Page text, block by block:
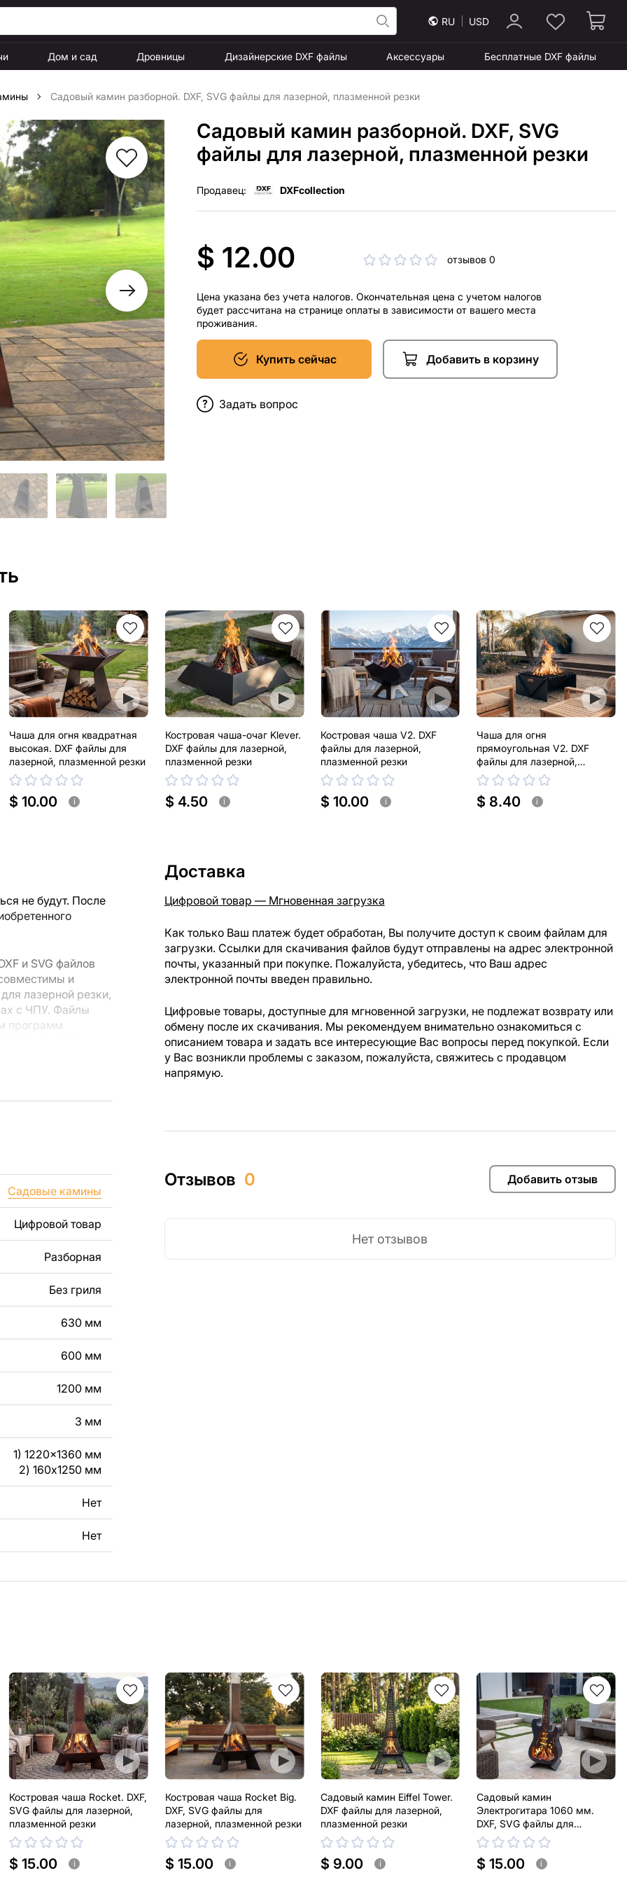
RU USD
Дом и сад Дровницы Дизайнерские DXF файлы Аксессуары Бесплатные DXF файлы
Садовый камин разборной. DXF, SVG файлы для лазерной, плазменной резки
Садовый камин разборной. DXF, SVG
файлы для лазерной, плазменной резки
Продавец: DXFcollection
$ 12.00 отзывов 0
Цена указана без учета налогов. Окончательная цена с учетом налогов
будет рассчитана на странице оплаты в зависимости от вашего места
проживания.
Купить сейчас Добавить в корзину
Задать вопрос
Чаша для огня квадратная
высокая. DXF файлы для
лазерной, плазменной резки
$ 10.00 i
Костровая чаша-очаг Klever.
DXF файлы для лазерной,
плазменной резки
$ 4.50 i
Костровая чаша V2. DXF
файлы для лазерной,
плазменной резки
$ 10.00 i
Чаша для огня
прямоугольная V2. DXF
файлы для лазерной,
плазменной резки
$ 8.40 i
не будут. После
и SVG файлов
и
лазерной резки,
с ЧПУ. Файлы
программ
созданы с
что
изображение,
дизайн изделия.
изделия из
с нами в
Садовые камины
Цифровой товар
Разборная
Без гриля
630 мм
600 мм
1200 мм
3 мм
1) 1220x1360 мм
2) 160x1250 мм
Нет
Нет
Доставка
Цифровой товар — Мгновенная загрузка
Как только Ваш платеж будет обработан, Вы получите доступ к своим файлам для
загрузки. Ссылки для скачивания файлов будут отправлены на адрес электронной
почты, указанный при покупке. Пожалуйста, убедитесь, что Ваш адрес
электронной почты введен правильно.
Цифровые товары, доступные для мгновенной загрузки, не подлежат возврату или
обмену после их скачивания. Мы рекомендуем внимательно ознакомиться с
описанием товара и задать все интересующие Вас вопросы перед покупкой. Если
у Вас возникли проблемы с заказом, пожалуйста, свяжитесь с продавцом
напрямую.
Отзывов 0 Добавить отзыв
Нет отзывов
Костровая чаша Rocket. DXF,
SVG файлы для лазерной,
плазменной резки
$ 15.00 i
Костровая чаша Rocket Big.
DXF, SVG файлы для
лазерной, плазменной резки
$ 15.00 i
Садовый камин Eiffel Tower.
DXF файлы для лазерной,
плазменной резки
$ 9.00 i
Садовый камин
Электрогитара 1060 мм.
DXF, SVG файлы для
лазерной, плазменной резки
$ 15.00 i